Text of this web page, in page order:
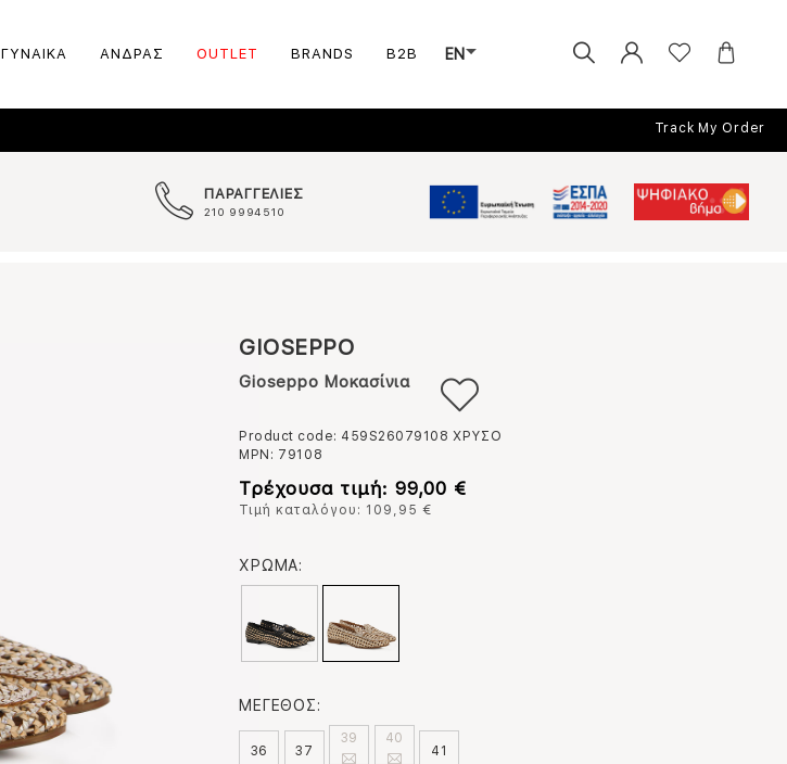
ΓΥΝΑΙΚΑ ΑΝΔΡΑΣ OUTLET BRANDS B2B EN
Track My Order
ΠΑΡΑΓΓΕΛΙΕΣ
210 9994510
GIOSEPPO
Gioseppo Μοκασίνια
Product code: 459S26079108 ΧΡΥΣΟ
MPN: 79108
Τρέχουσα τιμή: 99,00 €
Τιμή καταλόγου: 109,95 €
ΧΡΩΜΑ:
ΜΕΓΕΘΟΣ:
36 37
39
40
41